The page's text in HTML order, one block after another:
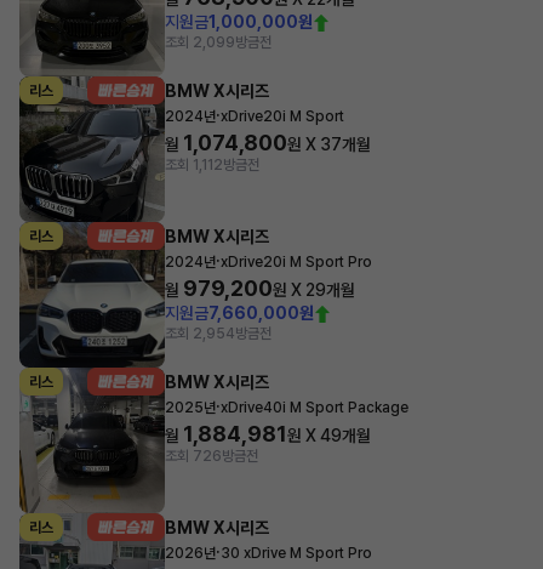
지원금1,000,000원
조회 2,099방금전
리스 BMW X시리즈
2024년·xDrive20i M Sport
월 1,074,800원 X 37개월
조회 1,112방금전
리스 BMW X시리즈
2024년·xDrive20i M Sport Pro
월 979,200원 X 29개월
지원금7,660,000원
조회 2,954방금전
리스 BMW X시리즈
2025년·xDrive40i M Sport Package
월 1,884,981원 X49개월
조회 726방금전
리스 BMW X시리즈
2026년·30 xDrive M Sport Pro